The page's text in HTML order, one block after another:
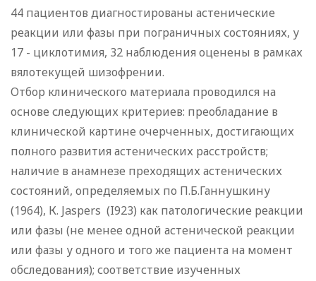
44 пациентов диагностированы астенические
реакции или фазы при пограничных состояниях, у
17 - циклотимия, 32 наблюдения оценены в рамках
вялотекущей шизофрении.
Отбор клинического материала проводился на
основе следующих критериев: преобладание в
клинической картине очерченных, достигающих
полного развития астенических расстройств;
наличие в анамнезе преходящих астенических
состояний, определяемых по П.Б.Ганнушкину
(1964), К. Jaspers (I923) как патологические реакции
или фазы (не менее одной астенической реакции
или фазы у одного и того же пациента на момент
обследования); соответствие изученных